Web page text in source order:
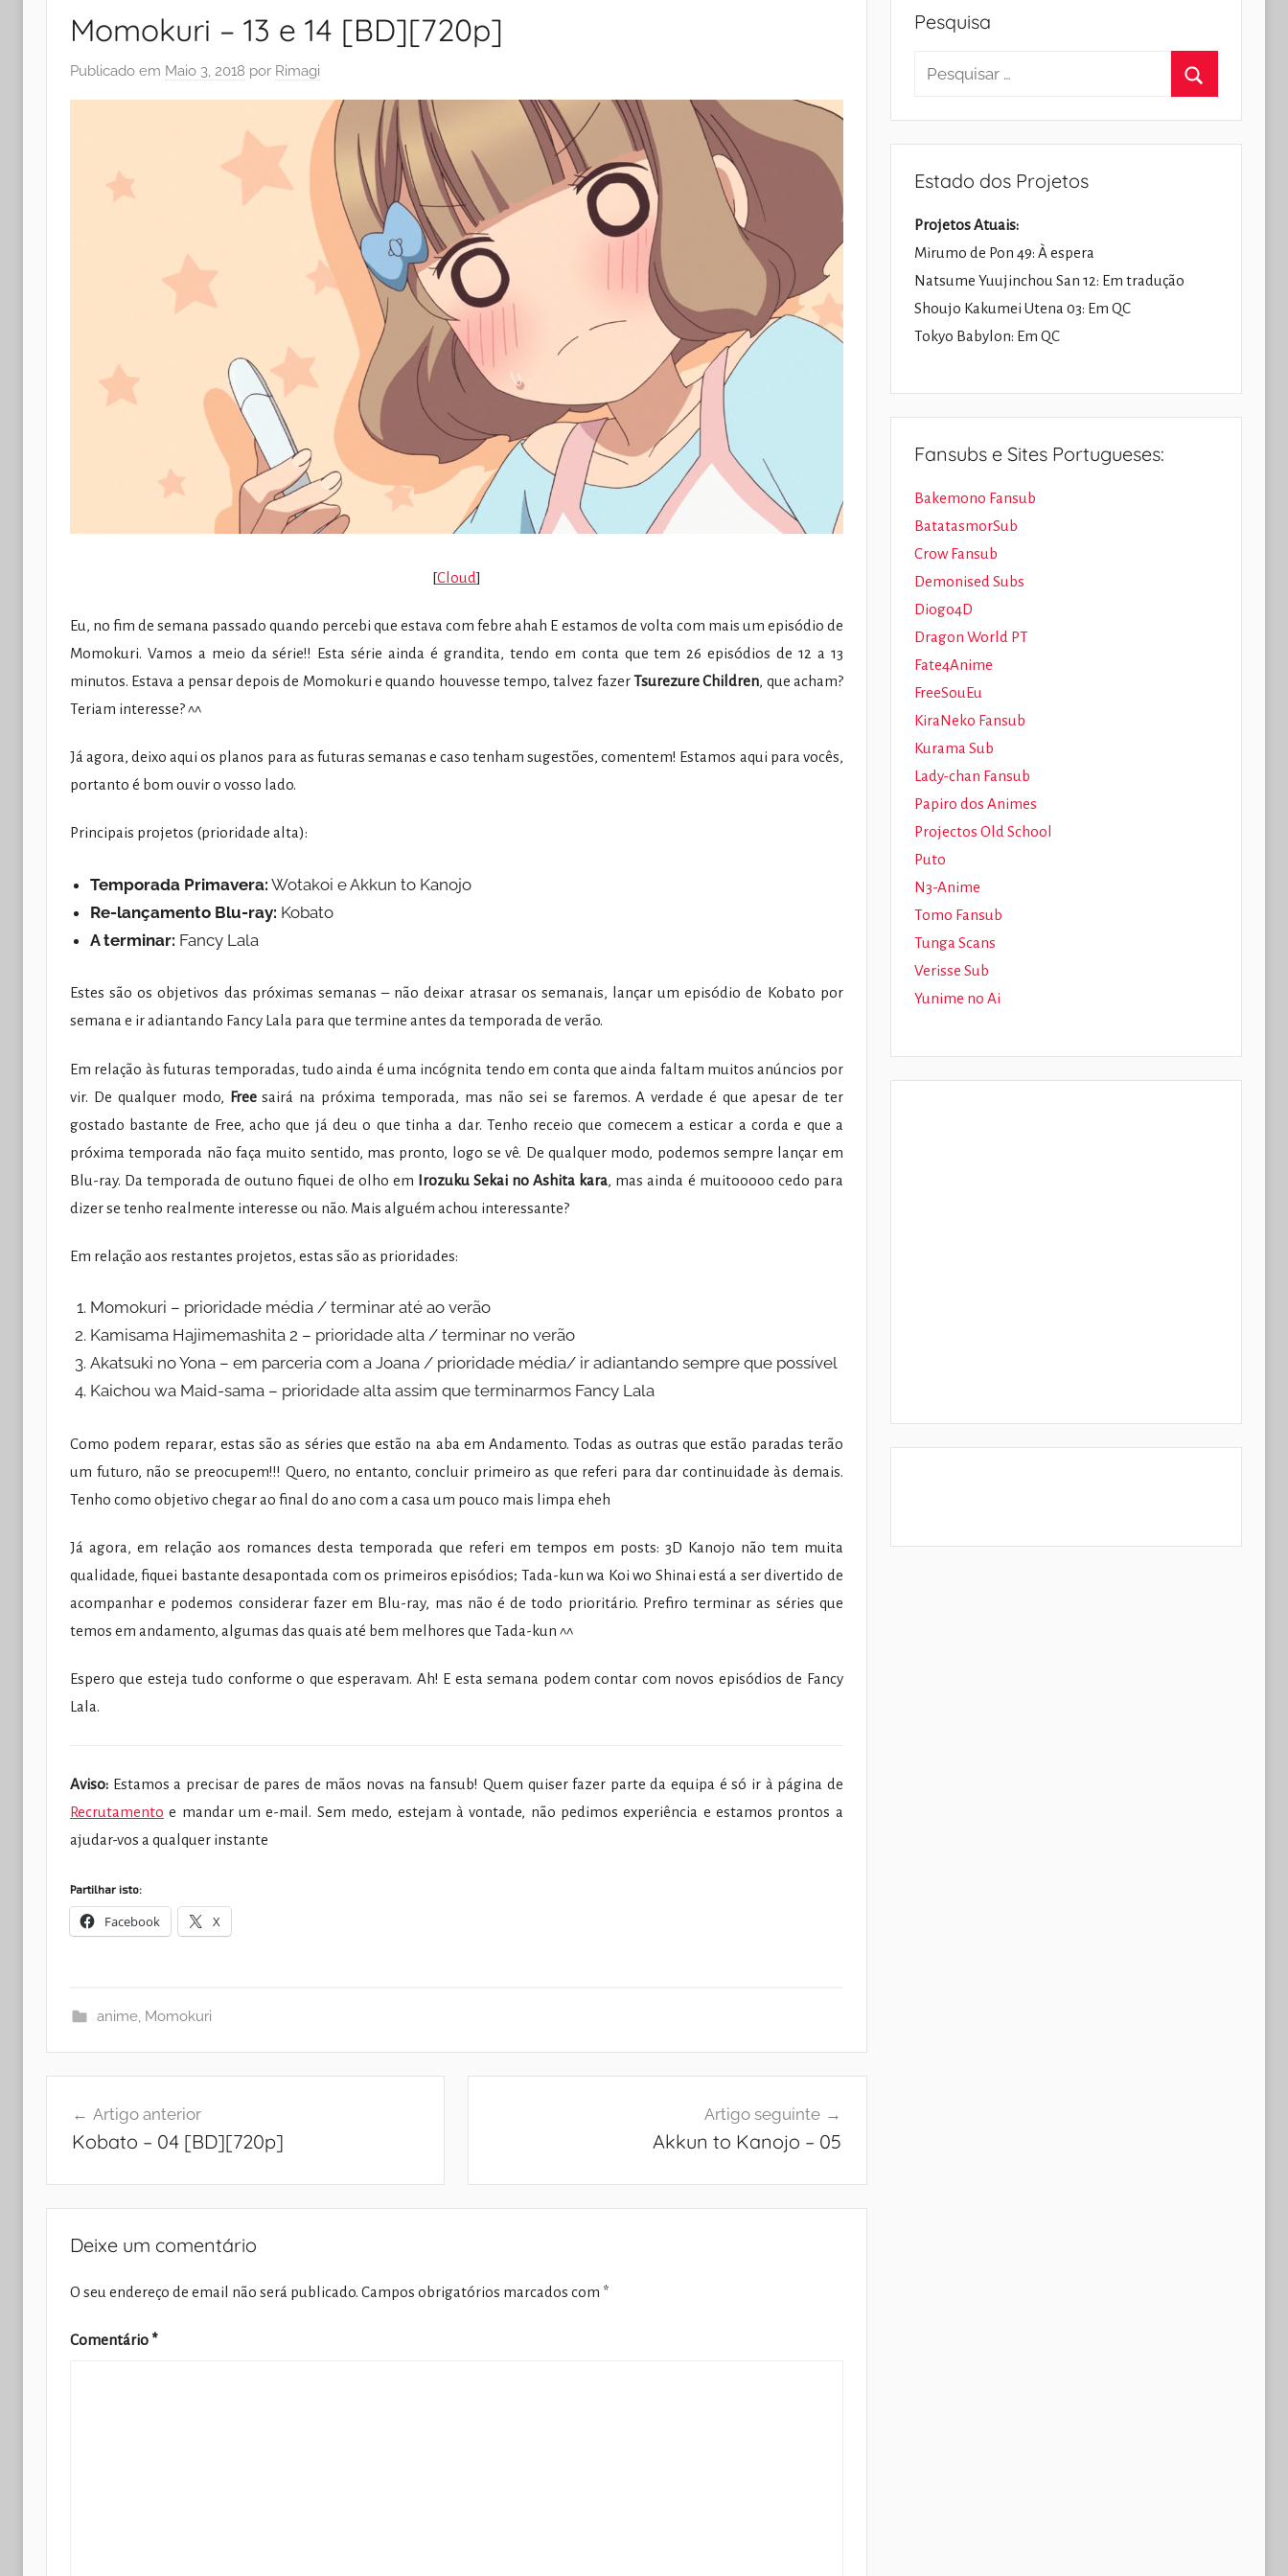
Momokuri – 13 e 14 [BD][720p]
Publicado em Maio 3, 2018 por Rimagi
[Cloud]
Eu, no fim de semana passado quando percebi que estava com febre ahah E estamos de volta com mais um episódio de
Momokuri. Vamos a meio da série!! Esta série ainda é grandita, tendo em conta que tem 26 episódios de 12 a 13
minutos. Estava a pensar depois de Momokuri e quando houvesse tempo, talvez fazerTsurezure Children, que acham?
Teriam interesse? ^^
Já agora, deixo aqui os planos para as futuras semanas e caso tenham sugestões, comentem! Estamos aqui para vocês,
portanto é bom ouvir o vosso lado.
Principais projetos (prioridade alta):
Temporada Primavera: Wotakoi e Akkun to Kanojo
Re-lançamento Blu-ray: Kobato
A terminar: Fancy Lala
Estes são os objetivos das próximas semanas – não deixar atrasar os semanais, lançar um episódio de Kobato por
semana e ir adiantando Fancy Lala para que termine antes da temporada de verão.
Em relação às futuras temporadas, tudo ainda é uma incógnita tendo em conta que ainda faltam muitos anúncios por
vir. De qualquer modo, Freesairá na próxima temporada, mas não sei se faremos. A verdade é que apesar de ter
gostado bastante de Free, acho que já deu o que tinha a dar. Tenho receio que comecem a esticar a corda e que a
próxima temporada não faça muito sentido, mas pronto, logo se vê. De qualquer modo, podemos sempre lançar em
Blu-ray. Da temporada de outuno fiquei de olho em Irozuku Sekai no Ashita kara, mas ainda é muitooooo cedo para
dizer se tenho realmente interesse ou não. Mais alguém achou interessante?
Em relação aos restantes projetos, estas são as prioridades:
Momokuri – prioridade média / terminar até ao verão
Kamisama Hajimemashita 2 – prioridade alta / terminar no verão
Akatsuki no Yona – em parceria com a Joana / prioridade média/ ir adiantando sempre que possível
Kaichou wa Maid-sama – prioridade alta assim que terminarmos Fancy Lala
Como podem reparar, estas são as séries que estão na aba em Andamento. Todas as outras que estão paradas terão
um futuro, não se preocupem!!! Quero, no entanto, concluir primeiro as que referi para dar continuidade às demais.
Tenho como objetivo chegar ao final do ano com a casa um pouco mais limpa eheh
Já agora, em relação aos romances desta temporada que referi em tempos em posts: 3D Kanojo não tem muita
qualidade, fiquei bastante desapontada com os primeiros episódios; Tada-kun wa Koi wo Shinai está a ser divertido de
acompanhar e podemos considerar fazer em Blu-ray, mas não é de todo prioritário. Prefiro terminar as séries que
temos em andamento, algumas das quais até bem melhores que Tada-kun ^^
Espero que esteja tudo conforme o que esperavam. Ah! E esta semana podem contar com novos episódios de Fancy
Lala.
Aviso: Estamos a precisar de pares de mãos novas na fansub! Quem quiser fazer parte da equipa é só ir à página de
Recrutamento e mandar um e-mail. Sem medo, estejam à vontade, não pedimos experiência e estamos prontos a
ajudar-vos a qualquer instante
Partilhar isto:
Facebook X
anime, Momokuri
Artigo anterior
Kobato – 04 [BD][720p]
Artigo seguinte
Akkun to Kanojo – 05
Deixe um comentário
O seu endereço de email não será publicado. Campos obrigatórios marcados com *
Comentário *
Pesquisa
Pesquisar
Estado dos Projetos
Projetos Atuais:
Mirumo de Pon 49: À espera
Natsume Yuujinchou San 12: Em tradução
Shoujo Kakumei Utena 03: Em QC
Tokyo Babylon: Em QC
Fansubs e Sites Portugueses:
Bakemono Fansub
BatatasmorSub
Crow Fansub
Demonised Subs
Diogo4D
Dragon World PT
Fate4Anime
FreeSouEu
KiraNeko Fansub
Kurama Sub
Lady-chan Fansub
Papiro dos Animes
Projectos Old School
Puto
N3-Anime
Tomo Fansub
Tunga Scans
Verisse Sub
Yunime no Ai